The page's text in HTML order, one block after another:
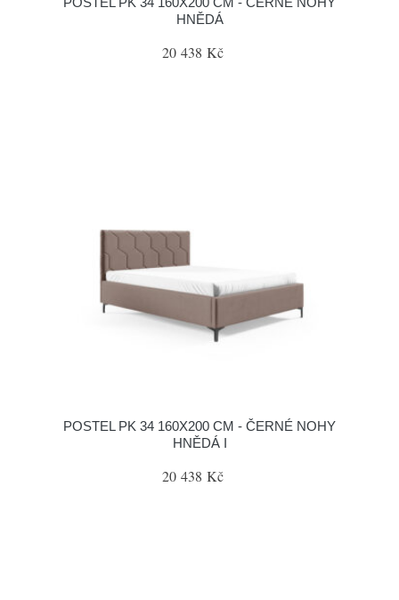
HNĚDÁ
20 438 Kč
POSTEL PK 34 160X200 CM - ČERNÉ NOHY
HNĚDÁ I
20 438 Kč